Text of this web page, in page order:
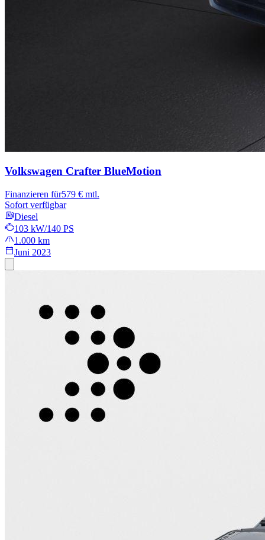
Volkswagen Crafter BlueMotion
Finanzieren für579 € mtl.
Sofort verfügbar
Diesel
103 kW/140 PS
1.000 km
Juni 2023